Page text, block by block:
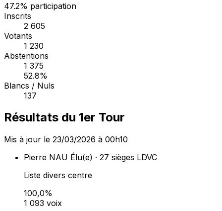
47.2% participation
Inscrits
2 605
Votants
1 230
Abstentions
1 375
52.8%
Blancs / Nuls
137
Résultats du 1er Tour
Mis à jour le 23/03/2026 à 00h10
Pierre NAU Élu(e) · 27 sièges LDVC
Liste divers centre
100,0%
1 093 voix